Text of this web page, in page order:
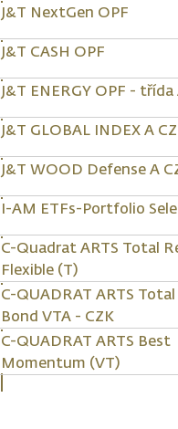
J&T NextGen OPF
J&T CASH OPF
J&T ENERGY OPF - třída
J&T GLOBAL INDEX A
J&T WOOD Defense A
I-AM ETFs-Portfolio
C-Quadrat ARTS Total
Flexible (T)
C-QUADRAT ARTS
Bond VTA - CZK
C-QUADRAT ARTS Best
Momentum (VT)